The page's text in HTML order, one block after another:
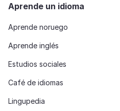
Aprende un idioma
Aprende noruego
Aprende inglés
Estudios sociales
Café de idiomas
Lingupedia